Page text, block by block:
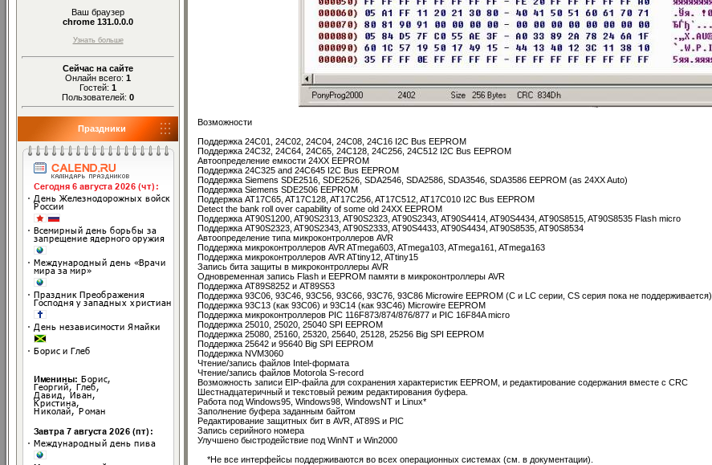
Ваш браузер
chrome 131.0.0.0
Узнать больше
Сейчас на сайте
Онлайн всего: 1
Гостей: 1
Пользователей: 0
Праздники
Возможности
Поддержка 24С01, 24C02, 24C04, 24C08, 24C16 I2C Bus EEPROM
Поддержка 24C32, 24C64, 24C65, 24C128, 24C256, 24C512 I2C Bus EEPROM
Автоопределение емкости 24XX EEPROM
Поддержка 24C325 and 24C645 I2C Bus EEPROM
Поддержка Siemens SDE2516, SDE2526, SDA2546, SDA2586, SDA3546, SDA3586 EEPROM (as 24XX Auto)
Поддержка Siemens SDE2506 EEPROM
Поддержка AT17C65, AT17C128, AT17C256, AT17C512, AT17C010 I2C Bus EEPROM
Detect the bank roll over capability of some old 24XX EEPROM
Поддержка AT90S1200, AT90S2313, AT90S2323, AT90S2343, AT90S4414, AT90S4434, AT90S8515, AT90S8535 Flash micro
Поддержка AT90S2323, AT90S2343, AT90S2333, AT90S4433, AT90S4434, AT90S8535, AT90S8534
Автоопределение типа микроконтроллеров AVR
Поддержка микроконтроллеров AVR ATmega603, ATmega103, ATmega161, ATmega163
Поддержка микроконтроллеров AVR ATtiny12, ATtiny15
Запись бита защиты в микроконтроллеры AVR
Одновременная запись Flash и EEPROM памяти в микроконтроллеры AVR
Поддержка AT89S8252 и AT89S53
Поддержка 93C06, 93C46, 93C56, 93C66, 93C76, 93C86 Microwire EEPROM (C и LC серии, CS серия пока не поддерживается)
Поддержка 93C13 (как 93C06) и 93C14 (как 93C46) Microwire EEPROM
Поддержка микроконтроллеров PIC 116F873/874/876/877 и PIC 16F84A micro
Поддержка 25010, 25020, 25040 SPI EEPROM
Поддержка 25080, 25160, 25320, 25640, 25128, 25256 Big SPI EEPROM
Поддержка 25642 и 95640 Big SPI EEPROM
Поддержка NVM3060
Чтение/запись файлов Intel-формата
Чтение/запись файлов Motorola S-record
Возможность записи EІP-файла для сохранения характеристик EEPROM, и редактирование содержания вместе с CRC
Шестнадцатеричный и текстовый режим редактирования буфера.
Работа под Windows95, Windows98, WindowsNT и Linux*
Заполнение буфера заданным байтом
Редактирование защитных бит в AVR, AT89S и PIC
Запись серийного номера
Улучшено быстродействие под WinNT и Win2000
*Не все интерфейсы поддерживаются во всех операционных системах (см. в документации).